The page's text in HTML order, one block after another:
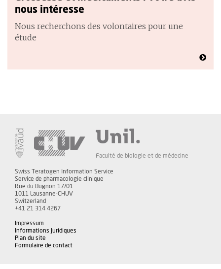
nous intéresse
Nous recherchons des volontaires pour une
étude
Faculté de biologie et de médecine
Swiss Teratogen Information Service
Service de pharmacologie clinique
Rue du Bugnon 17/01
1011 Lausanne-CHUV
Switzerland
+41 21 314 4267
Impressum
Informations Juridiques
Plan du site
Formulaire de contact